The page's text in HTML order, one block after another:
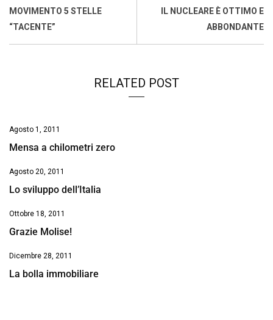
o
o
A
d
MOVIMENTO 5 STELLE
“TACENTE”
IL NUCLEARE È OTTIMO E
ABBONDANTE
RELATED POST
Agosto 1, 2011
Mensa a chilometri zero
Agosto 20, 2011
Lo sviluppo dell’Italia
Ottobre 18, 2011
Grazie Molise!
Dicembre 28, 2011
La bolla immobiliare